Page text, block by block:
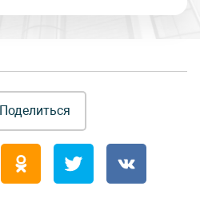
Поделиться